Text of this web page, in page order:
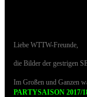
Liebe WTTW-Freunde,
die Bilder der gestrigen
Im Großen und Ganzen
PARTYSAISON 2017/